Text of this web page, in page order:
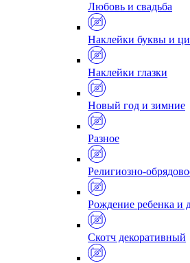
Любовь и свадьба
Наклейки буквы и
Наклейки глазки
Новый год и зимние
Разное
Религиозно-
Рождение ребенка и
Скотч декоративный